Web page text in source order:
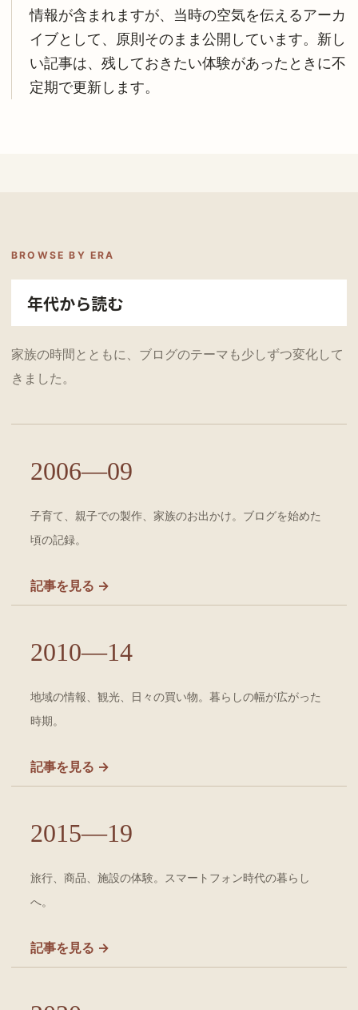
情報が含まれますが、当時の空気を伝えるアーカ
イブとして、原則そのまま公開しています。新し
い記事は、残しておきたい体験があったときに不
定期で更新します。
BROWSE BY ERA
年代から読む
家族の時間とともに、ブログのテーマも少しずつ変化して
きました。
2006—09
子育て、親子での製作、家族のお出かけ。ブログを始めた
頃の記録。
記事を見る →
2010—14
地域の情報、観光、日々の買い物。暮らしの幅が広がった
時期。
記事を見る →
2015—19
旅行、商品、施設の体験。スマートフォン時代の暮らし
へ。
記事を見る →